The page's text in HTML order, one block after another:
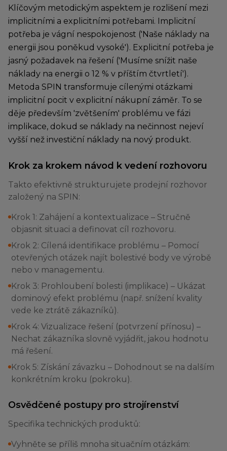
Klíčovým metodickým aspektem je rozlišení mezi
implicitními a explicitními potřebami. Implicitní
potřeba je vágní nespokojenost ('Naše náklady na
energii jsou poněkud vysoké'). Explicitní potřeba je
jasný požadavek na řešení ('Musíme snížit naše
náklady na energii o 12 % v příštím čtvrtletí').
Metoda SPIN transformuje cílenými otázkami
implicitní pocit v explicitní nákupní záměr. To se
děje především 'zvětšením' problému ve fázi
implikace, dokud se náklady na nečinnost nejeví
vyšší než investiční náklady na nový produkt.
Krok za krokem návod k vedení rozhovoru
Takto efektivně strukturujete prodejní rozhovor
založený na SPIN:
Krok 1: Zahájení a kontextualizace – Stručně
objasnit situaci a definovat cíl rozhovoru.
Krok 2: Cílená identifikace problému – Pomocí
otevřených otázek najít bolestivé body ve výrobě
nebo v managementu.
Krok 3: Prohloubení bolesti (implikace) – Ukázat
dominový efekt problému (např. snížení kvality
vede ke ztrátě zákazníků).
Krok 4: Vizualizace řešení (potvrzení přínosu) –
Nechat zákazníka slovně vyjádřit, jakou hodnotu
má řešení.
Krok 5: Získání závazku – Dohodnout se na dalším
konkrétním kroku (pokroku).
Osvědčené postupy pro strojírenství
Specifika technických produktů:
Vyhněte se příliš mnoha situačním otázkám: